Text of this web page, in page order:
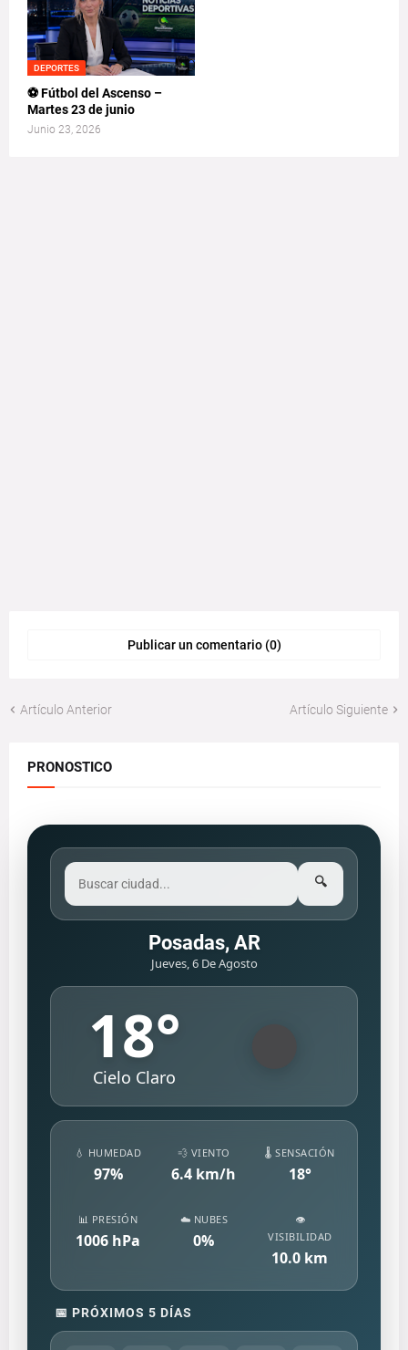
DEPORTES
⚽ Fútbol del Ascenso –
Martes 23 de junio
Junio 23, 2026
Publicar un comentario (0)
Artículo Anterior Artículo Siguiente
PRONOSTICO
🔍
Posadas, AR
Jueves, 6 De Agosto
18°
Cielo Claro
💧 HUMEDAD
97%
💨 VIENTO
6.4 km/h
🌡️ SENSACIÓN
18°
📊 PRESIÓN
1006 hPa
☁️ NUBES
0%
👁️
VISIBILIDAD
10.0 km
📅 PRÓXIMOS 5 DÍAS